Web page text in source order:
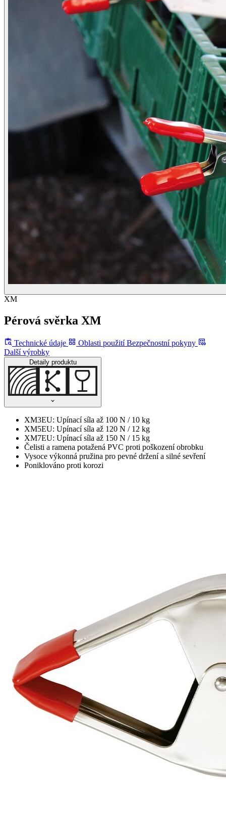
XM
Pérová svěrka XM
Technické údaje Oblasti použití Bezpečnostní pokyny
Další výrobky
Detaily produktu
XM3EU: Upínací síla až 100 N / 10 kg
XM5EU: Upínací síla až 120 N / 12 kg
XM7EU: Upínací síla až 150 N / 15 kg
Čelisti a ramena potažená PVC proti poškození obrobku
Vysoce výkonná pružina pro pevné držení a silné sevření
Poniklováno proti korozi